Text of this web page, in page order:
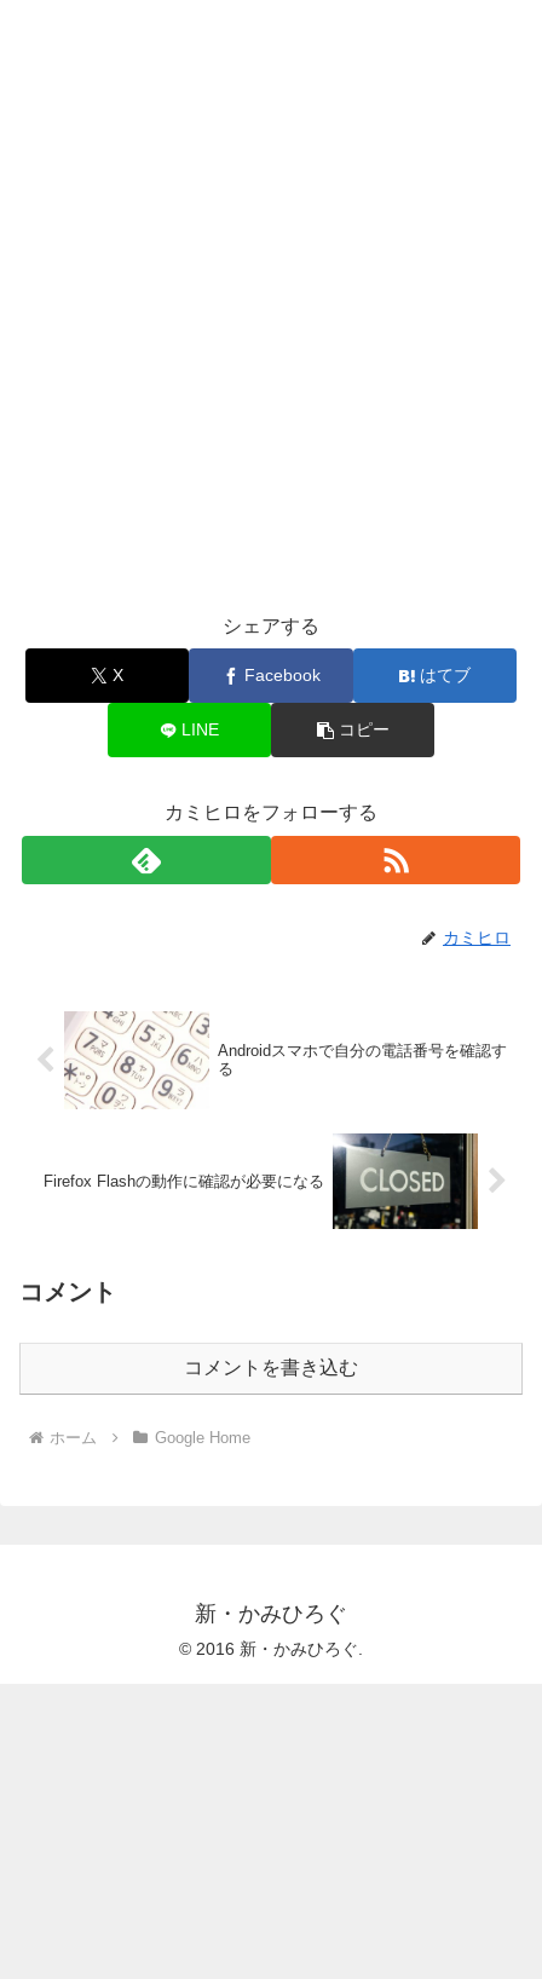
シェアする
X Facebook はてブ
LINE コピー
カミヒロをフォローする
カミヒロ
Androidスマホで自分の電話番号を確認す
る
Firefox Flashの動作に確認が必要になる
コメント
コメントを書き込む
ホーム Google Home
新・かみひろぐ
© 2016 新・かみひろぐ.